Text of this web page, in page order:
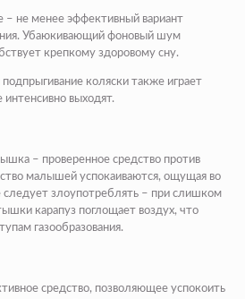
– не менее эффективный вариант
Убаюкивающий фоновый шум
крепкому здоровому сну.
коляски также играет
выходят.
– проверенное средство против
малышей успокаиваются, ощущая во
злоупотреблять – при слишком
карапуз поглощает воздух, что
газообразования.
средство, позволяющее успокоить